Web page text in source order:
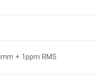
+ 1ppm RMS